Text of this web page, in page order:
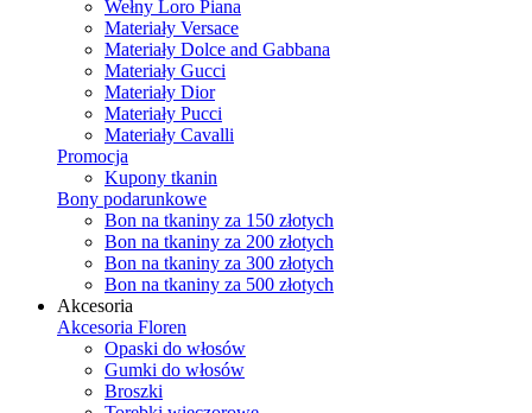
Wełny Loro Piana
Materiały Versace
Materiały Dolce and Gabbana
Materiały Gucci
Materiały Dior
Materiały Pucci
Materiały Cavalli
Promocja
Kupony tkanin
Bony podarunkowe
Bon na tkaniny za 150 złotych
Bon na tkaniny za 200 złotych
Bon na tkaniny za 300 złotych
Bon na tkaniny za 500 złotych
Akcesoria
Akcesoria Floren
Opaski do włosów
Gumki do włosów
Broszki